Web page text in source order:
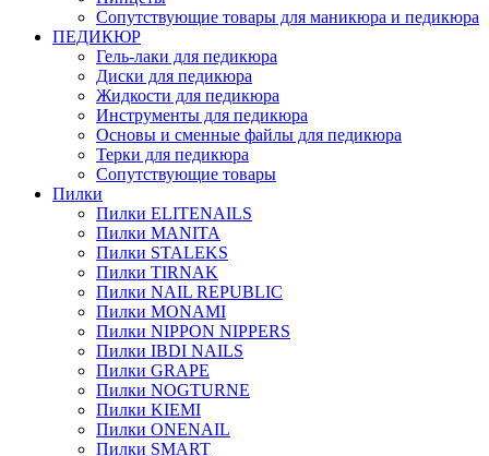
Сопутствующие товары для маникюра и педикюра
ПЕДИКЮР
Гель-лаки для педикюра
Диски для педикюра
Жидкости для педикюра
Инструменты для педикюра
Основы и сменные файлы для педикюра
Терки для педикюра
Сопутствующие товары
Пилки
Пилки ELITENAILS
Пилки MANITA
Пилки STALEKS
Пилки TIRNAK
Пилки NAIL REPUBLIC
Пилки MONAMI
Пилки NIPPON NIPPERS
Пилки IBDI NAILS
Пилки GRAPE
Пилки NOGTURNE
Пилки KIEMI
Пилки ONENAIL
Пилки SMART